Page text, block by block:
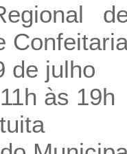
de julho
às 19h